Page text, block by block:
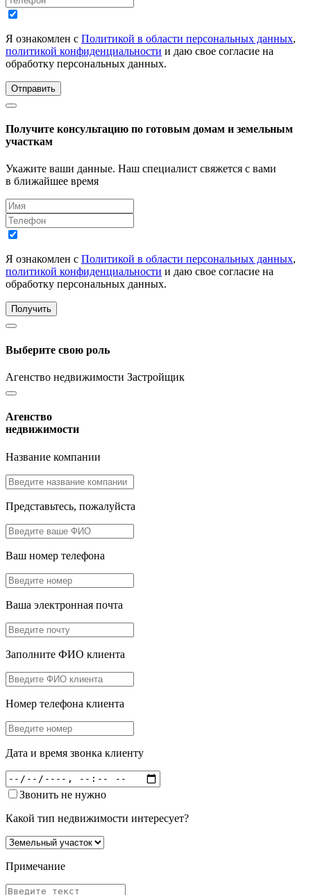
Я ознакомлен с Политикой в области персональных данных,
политикой конфиденциальности и даю свое согласие на
обработку персональных данных.
Отправить
Получите консультацию по готовым домам и земельным
участкам
Укажите ваши данные. Наш специалист свяжется с вами
в ближайшее время
Я ознакомлен с Политикой в области персональных данных,
политикой конфиденциальности и даю свое согласие на
обработку персональных данных.
Получить
Выберите свою роль
Агенство недвижимости Застройщик
Агенство
недвижимости
Название компании
Представьтесь, пожалуйста
Ваш номер телефона
Ваша электронная почта
Заполните ФИО клиента
Номер телефона клиента
Дата и время звонка клиенту
Звонить не нужно
Какой тип недвижимости интересует?
Примечание